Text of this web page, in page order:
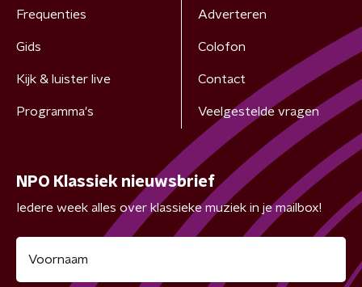
Frequenties
Gids
Kijk & luister live
Programma's
Adverteren
Colofon
Contact
Veelgestelde vragen
NPO Klassiek nieuwsbrief
Iedere week alles over klassieke muziek in je mailbox!